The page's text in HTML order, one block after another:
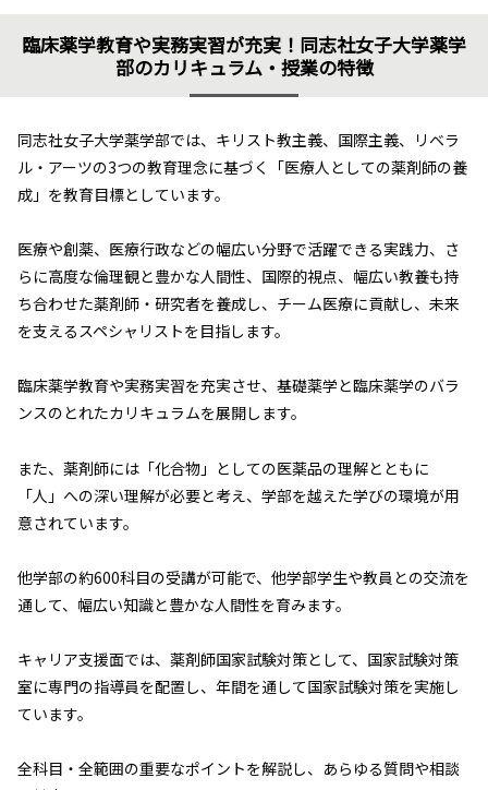
臨床薬学教育や実務実習が充実！同志社女子大学薬学
部のカリキュラム・授業の特徴
同志社女子大学薬学部では、キリスト教主義、国際主義、リベラ
ル・アーツの3つの教育理念に基づく「医療人としての薬剤師の養
成」を教育目標としています。
医療や創薬、医療行政などの幅広い分野で活躍できる実践力、さ
らに高度な倫理観と豊かな人間性、国際的視点、幅広い教養も持
ち合わせた薬剤師・研究者を養成し、チーム医療に貢献し、未来
を支えるスペシャリストを目指します。
臨床薬学教育や実務実習を充実させ、基礎薬学と臨床薬学のバラ
ンスのとれたカリキュラムを展開します。
また、薬剤師には「化合物」としての医薬品の理解とともに
「人」への深い理解が必要と考え、学部を越えた学びの環境が用
意されています。
他学部の約600科目の受講が可能で、他学部学生や教員との交流を
通して、幅広い知識と豊かな人間性を育みます。
キャリア支援面では、薬剤師国家試験対策として、国家試験対策
室に専門の指導員を配置し、年間を通して国家試験対策を実施し
ています。
全科目・全範囲の重要なポイントを解説し、あらゆる質問や相談